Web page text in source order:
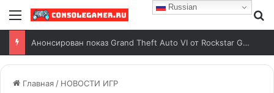
Анонсирован показ Grand Theft Auto VI от Rockstar Games
Главная / НОВОСТИ ИГР
Russian